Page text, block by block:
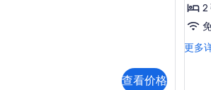
查看价格
房
的
所
2
更多
尊